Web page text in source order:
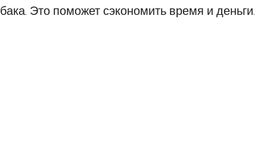
бака. Это поможет сэкономить время и деньги.